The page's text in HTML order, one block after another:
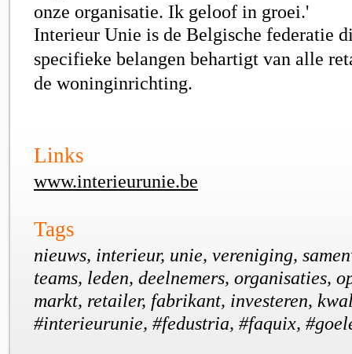
onze organisatie. Ik geloof in groei.'
Interieur Unie is de Belgische federatie
specifieke belangen behartigt van alle
de woninginrichting.
Links
www.interieurunie.be
Tags
nieuws, interieur, unie, vereniging,
teams, leden, deelnemers, organisaties,
markt, retailer, fabrikant, investeren,
#interieurunie, #fedustria, #faquix,